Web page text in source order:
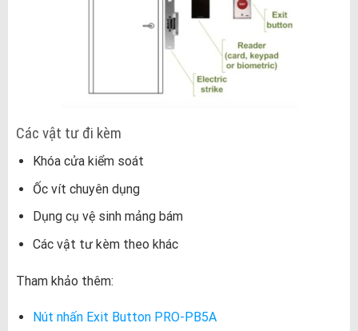
Các vật tư đi kèm
Khóa cửa kiểm soát
Ốc vít chuyên dụng
Dụng cụ vệ sinh mảng bám
Các vật tư kèm theo khác
Tham khảo thêm:
Nút nhấn Exit Button PRO-PB5A